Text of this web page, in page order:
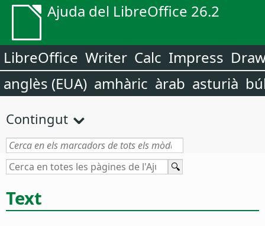
Ajuda del LibreOffice 26.2
LibreOffice Writer Calc Impress
anglès (EUA) amhàric àrab asturià
Contingut
Text